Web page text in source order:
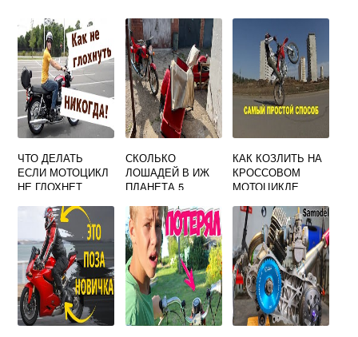
ЧТО ДЕЛАТЬ
ЕСЛИ МОТОЦИКЛ
НЕ ГЛОХНЕТ
СКОЛЬКО
ЛОШАДЕЙ В ИЖ
ПЛАНЕТА 5
ВЫЙ МОТОЦИКЛ
КАК КОЗЛИТЬ НА
КРОССОВОМ
МОТОЦИКЛЕ